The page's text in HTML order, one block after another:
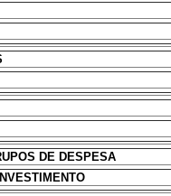
DE DESPESA